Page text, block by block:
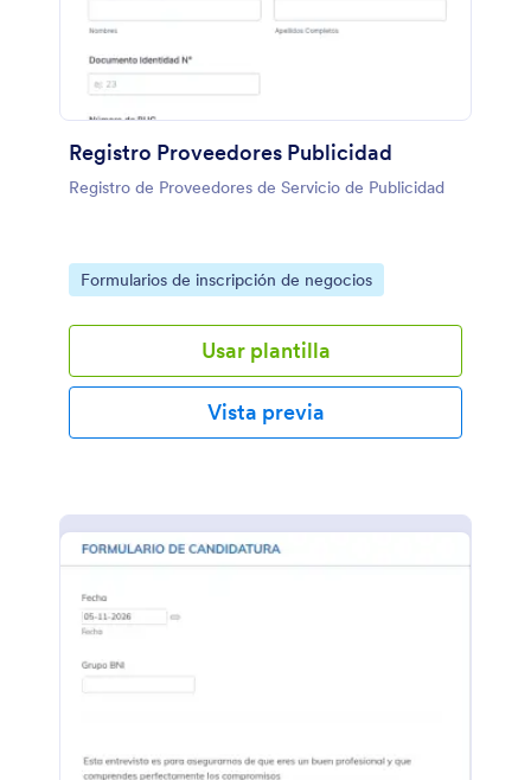
Registro Proveedores Publicidad
Registro de Proveedores de Servicio de Publicidad
Go to Category:
Formularios de inscripción de negocios
Usar plantilla
Vista previa